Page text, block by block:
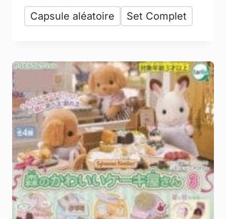
Capsule aléatoire Set Complet